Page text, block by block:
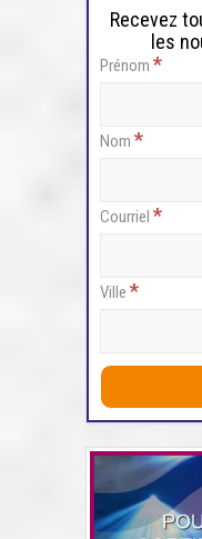
Recevez
les
Prénom *
Nom *
Courriel *
Ville *